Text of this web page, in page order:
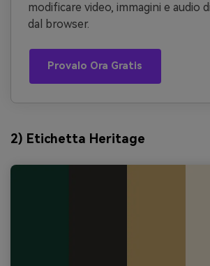
modificare video, immagini e audio
dal browser.
Provalo Ora Gratis
2) Etichetta Heritage